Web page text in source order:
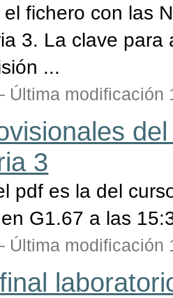
fichero con las
3. La clave
...
Última modificación
3
pdf es la del
G1.67 a las
Última modificación